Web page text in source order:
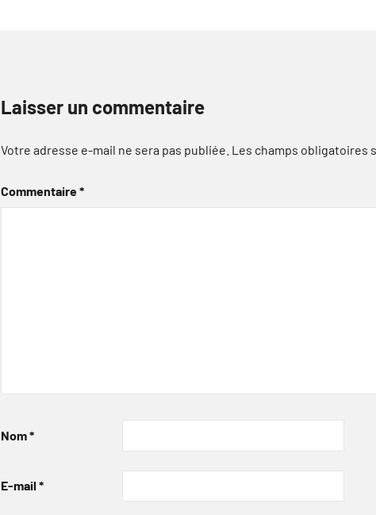
Laisser un commentaire
Votre adresse e-mail ne sera pas publiée. Les champs obligatoires
Commentaire*
Nom*
E-mail *